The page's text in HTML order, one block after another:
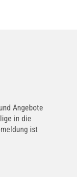
Angebote
in die
ist